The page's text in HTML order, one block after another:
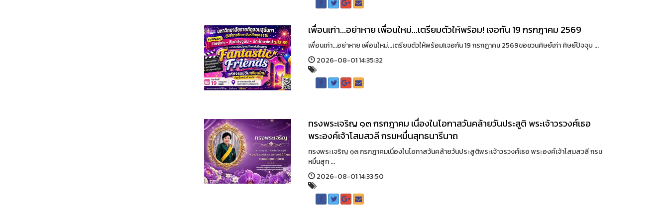
เพื่อนเก่า...อย่าหาย เพื่อนใหม่...เตรียมตัวให้พร้อม! เจอกัน 19 กรกฎาคม 2569
เพื่อนเก่า...อย่าหาย เพื่อนใหม่...เตรียมตัวให้พร้อม!เจอกัน 19 กรกฎาคม 2569ขอชวนศิษย์เก่า ศิษย์ปัจจุบ ...
2026-08-01 14:35:32
ทรงพระเจริญ ๑๓ กรกฎาคม เนื่องในโอกาสวันคล้ายวันประสูติ พระเจ้าวรวงศ์เธอ
พระองค์เจ้าโสมสวลี กรมหมื่นสุทธนารีนาถ
ทรงพระเจริญ ๑๓ กรกฎาคมเนื่องในโอกาสวันคล้ายวันประสูติพระเจ้าวรวงศ์เธอ พระองค์เจ้าโสมสวลี กรม
หมื่นสุท ...
2026-08-01 14:33:50